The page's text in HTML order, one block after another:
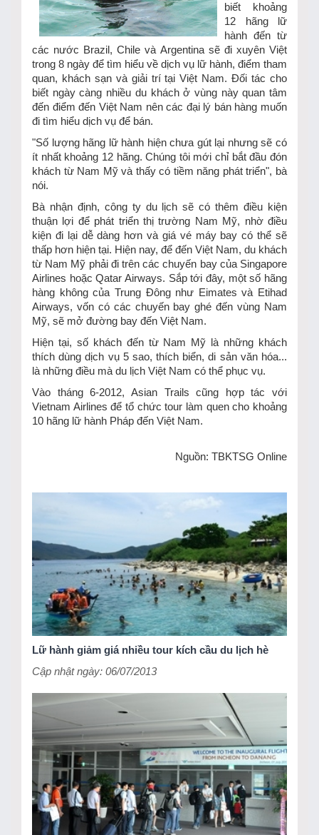
biết khoảng
12 hãng lữ
hành đến từ
các nước Brazil, Chile và Argentina sẽ đi xuyên Việt
trong 8 ngày để tìm hiểu về dịch vụ lữ hành, điểm tham
quan, khách sạn và giải trí tại Việt Nam. Đối tác cho
biết ngày càng nhiều du khách ở vùng này quan tâm
đến điểm đến Việt Nam nên các đại lý bán hàng muốn
đi tìm hiểu dịch vụ để bán.
"Số lượng hãng lữ hành hiện chưa gút lại nhưng sẽ có
ít nhất khoảng 12 hãng. Chúng tôi mới chỉ bắt đầu đón
khách từ Nam Mỹ và thấy có tiềm năng phát triển", bà
nói.
Bà nhận định, công ty du lịch sẽ có thêm điều kiện
thuận lợi để phát triển thị trường Nam Mỹ, nhờ điều
kiện đi lại dễ dàng hơn và giá vé máy bay có thể sẽ
thấp hơn hiện tại. Hiện nay, để đến Việt Nam, du khách
từ Nam Mỹ phải đi trên các chuyến bay của Singapore
Airlines hoặc Qatar Airways. Sắp tới đây, một số hãng
hàng không của Trung Đông như Eimates và Etihad
Airways, vốn có các chuyến bay ghé đến vùng Nam
Mỹ, sẽ mở đường bay đến Việt Nam.
Hiện tại, số khách đến từ Nam Mỹ là những khách
thích dùng dịch vụ 5 sao, thích biển, di sản văn hóa...
là những điều mà du lịch Việt Nam có thể phục vụ.
Vào tháng 6-2012, Asian Trails cũng hợp tác với
Vietnam Airlines để tổ chức tour làm quen cho khoảng
10 hãng lữ hành Pháp đến Việt Nam.
Nguồn: TBKTSG Online
Lữ hành giảm giá nhiều tour kích cầu du lịch hè
Cập nhật ngày: 06/07/2013